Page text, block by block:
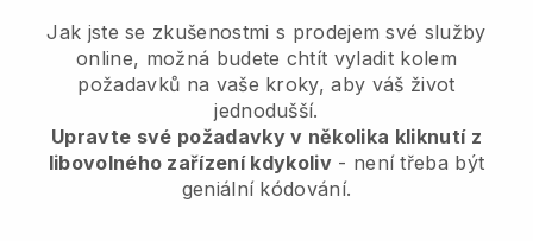
Jak jste se zkušenostmi s prodejem své služby
online, možná budete chtít vyladit kolem
požadavků na vaše kroky, aby váš život
jednodušší.
Upravte své požadavky v několika kliknutí z
libovolného zařízení kdykoliv- není třeba být
geniální kódování.